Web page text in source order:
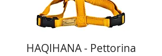
HAQIHANA - Pettorina